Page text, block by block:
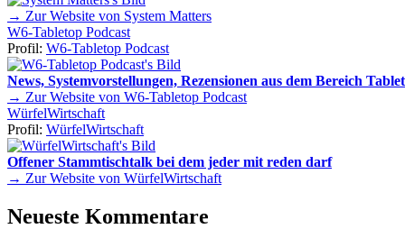
→ Zur Website von System Matters
W6-Tabletop Podcast
Profil: W6-Tabletop Podcast
News, Systemvorstellungen, Rezensionen aus dem Bereich
→ Zur Website von W6-Tabletop Podcast
WürfelWirtschaft
Profil: WürfelWirtschaft
Offener Stammtischtalk bei dem jeder mit reden darf
→ Zur Website von WürfelWirtschaft
Neueste Kommentare